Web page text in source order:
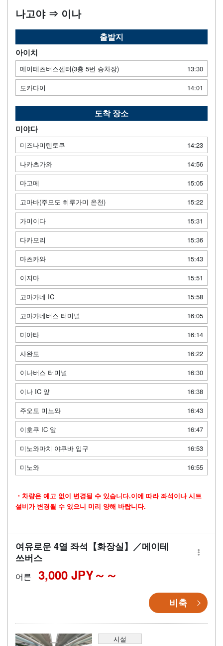
나고야 ⇒ 이나
출발지
아이치
메이테츠버스센터(3층 5번 승차장)
13:30
도카다이
14:01
도착 장소
미야다
미즈나미텐토쿠
14:23
나카츠가와
14:56
마고메
15:05
고마바(주오도 히루가미 온천)
15:22
가미이다
15:31
다카모리
15:36
마츠카와
15:43
이지마
15:51
고마가네 IC
15:58
고마가네버스 터미널
16:05
미야타
16:14
사완도
16:22
이나버스 터미널
16:30
이나 IC 앞
16:38
주오도 미노와
16:43
이호쿠 IC 앞
16:47
미노와마치 야쿠바 입구
16:53
미노와
16:55
・차량은 예고 없이 변경될 수 있습니다.이에 따라 좌석이나 시트
설비가 변경될 수 있으니 미리 양해 바랍니다.
여유로운 4열 좌석【화장실】／메이테
쓰버스
어른 3,000 JPY～
비축
시설